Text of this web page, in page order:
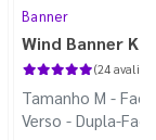
Banner
Wind Banner
(24
Tamanho M -
Verso - Dupla-